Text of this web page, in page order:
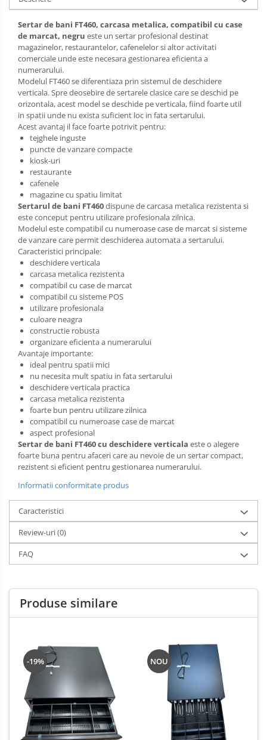
Sertar de bani FT460, carcasa metalica, compatibil cu case
de marcat, negru este un sertar profesional destinat
magazinelor, restaurantelor, cafenelelor si altor activitati
comerciale unde este necesara gestionarea eficienta a
numerarului.
Modelul FT460 se diferentiaza prin sistemul de deschidere
verticala. Spre deosebire de sertarele clasice care se deschid pe
orizontala, acest model se deschide pe verticala, fiind foarte util
in spatii unde nu exista suficient loc in fata sertarului.
Acest avantaj il face foarte potrivit pentru:
tejghele inguste
puncte de vanzare compacte
kiosk-uri
restaurante
cafenele
magazine cu spatiu limitat
Sertarul de bani FT460dispune de carcasa metalica rezistenta si
este conceput pentru utilizare profesionala zilnica.
Modelul este compatibil cu numeroase case de marcat si sisteme
de vanzare care permit deschiderea automata a sertarului.
Caracteristici principale:
deschidere verticala
carcasa metalica rezistenta
compatibil cu case de marcat
compatibil cu sisteme POS
utilizare profesionala
culoare neagra
constructie robusta
organizare eficienta a numerarului
Avantaje importante:
ideal pentru spatii mici
nu necesita mult spatiu in fata sertarului
deschidere verticala practica
carcasa metalica rezistenta
foarte bun pentru utilizare zilnica
compatibil cu numeroase case de marcat
aspect profesional
Sertar de bani FT460 cu deschidere verticala este o alegere
foarte buna pentru afaceri care au nevoie de un sertar compact,
rezistent si eficient pentru gestionarea numerarului.
Informatii conformitate produs
Caracteristici
Review-uri(0)
FAQ
Produse similare
-19% NOU